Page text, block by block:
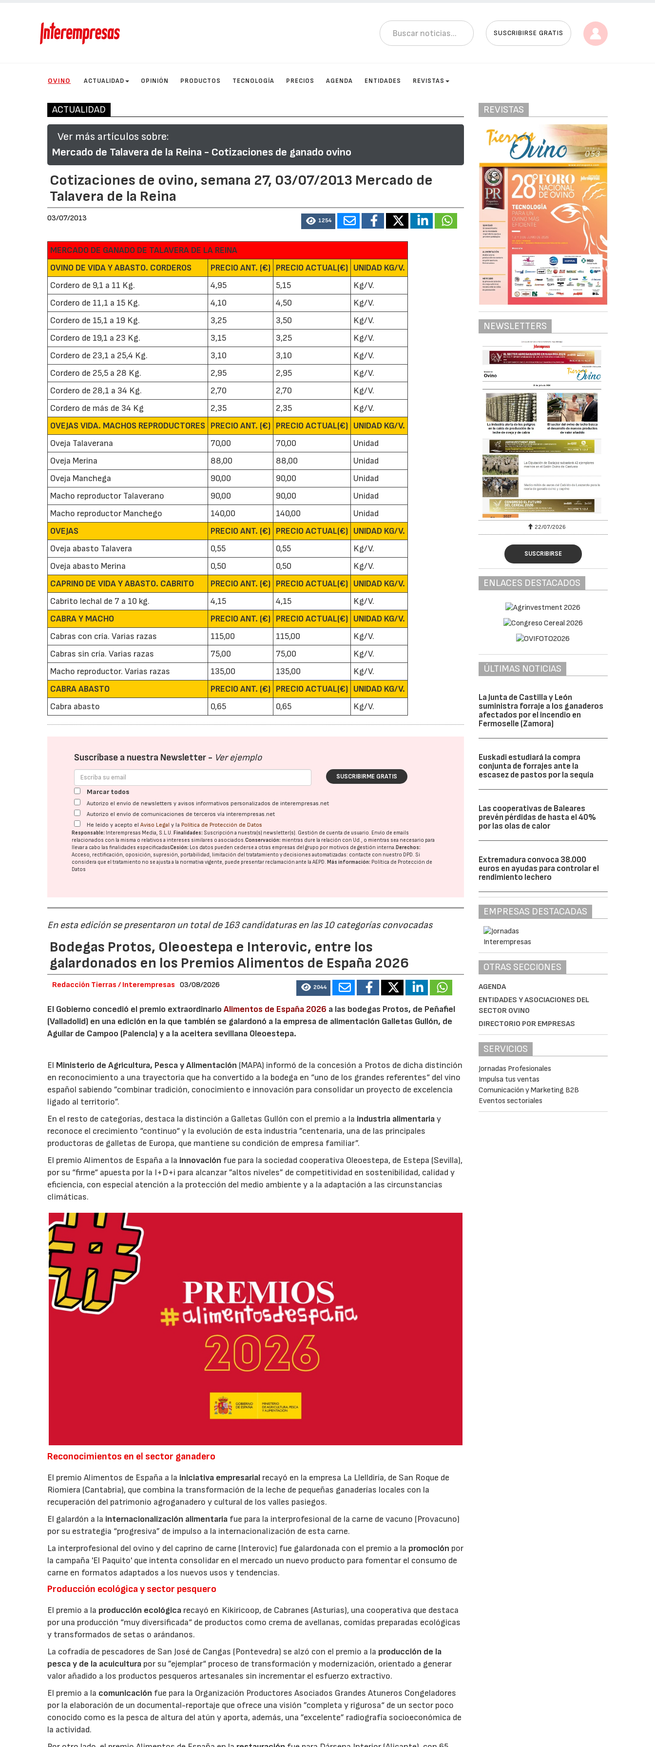
SUSCRIBIRSE GRATIS
OVINO ACTUALIDAD OPINIÓN PRODUCTOS TECNOLOGÍA PRECIOS AGENDA ENTIDADES REVISTAS
ACTUALIDAD
Ver más artículos sobre:
Mercado de Talavera de la Reina - Cotizaciones de ganado ovino
Cotizaciones de ovino, semana 27, 03/07/2013 Mercado de
Talavera de la Reina
03/07/2013 1254
MERCADO DE GANADO DE TALAVERA DE LA REINA
OVINO DE VIDA Y ABASTO. CORDEROS
PRECIO ANT. (€) PRECIO ACTUAL(€) UNIDAD KG/V.
Cordero de 9,1 a 11 Kg.
4,95 5,15
Kg/V.
Cordero de 11,1 a 15 Kg.
4,10 4,50
Kg/V.
Cordero de 15,1 a 19 Kg.
3,25 3,50
Kg/V.
Cordero de 19,1 a 23 Kg.
3,15 3,25
Kg/V.
Cordero de 23,1 a 25,4 Kg.
3,10 3,10
Kg/V.
Cordero de 25,5 a 28 Kg.
2,95 2,95
Kg/V.
Cordero de 28,1 a 34 Kg.
2,70 2,70
Kg/V.
Cordero de más de 34 Kg
2,35 2,35
Kg/V.
OVEJAS VIDA. MACHOS REPRODUCTORES
PRECIO ANT. (€) PRECIO ACTUAL(€) UNIDAD KG/V.
Oveja Talaverana
70,00 70,00
Unidad
Oveja Merina
88,00 88,00
Unidad
Oveja Manchega
90,00 90,00
Unidad
Macho reproductor Talaverano
90,00 90,00
Unidad
Macho reproductor Manchego
140,00 140,00
Unidad
OVEJAS
PRECIO ANT. (€) PRECIO ACTUAL(€) UNIDAD KG/V.
Oveja abasto Talavera
0,55 0,55
Kg/V.
Oveja abasto Merina
0,50 0,50
Kg/V.
CAPRINO DE VIDA Y ABASTO. CABRITO
PRECIO ANT. (€) PRECIO ACTUAL(€) UNIDAD KG/V.
Cabrito lechal de 7 a 10 kg.
4,15 4,15
Kg/V.
CABRA Y MACHO
PRECIO ANT. (€) PRECIO ACTUAL(€) UNIDAD KG/V.
Cabras con cría. Varias razas
115,00 115,00
Kg/V.
Cabras sin cría. Varias razas
75,00 75,00
Kg/V.
Macho reproductor. Varias razas
135,00 135,00
Kg/V.
CABRA ABASTO
PRECIO ANT. (€) PRECIO ACTUAL(€) UNIDAD KG/V.
Cabra abasto
0,65 0,65 Kg/V.
Suscríbase a nuestra Newsletter - Ver ejemplo
SUSCRIBIRME GRATIS
Marcar todos
Autorizo el envío de newsletters y avisos informativos personalizados de interempresas.net
Autorizo el envío de comunicaciones de terceros vía interempresas.net
He leído y acepto elAviso Legal y la Política de Protección de Datos
Responsable: Interempresas Media, S.L.U.Finalidades: Suscripción a nuestra(s) newsletter(s). Gestión de cuenta de usuario. Envío de emails
relacionados con la misma o relativos a intereses similares o asociados.Conservación: mientras dure la relación con Ud., o mientras sea necesario para
llevar a cabo las finalidades especificadasCesión: Los datos pueden cederse a otras empresas del grupo por motivos de gestión interna.Derechos:
Acceso, rectificación, oposición, supresión, portabilidad, limitación del tratatamiento y decisiones automatizadas: contacte con nuestro DPD. Si
considera que el tratamiento no se ajusta a la normativa vigente, puede presentar reclamación ante laAEPD.Más información: Política de Protección de
Datos
En esta edición se presentaron un total de 163 candidaturas en las 10 categorías convocadas
Bodegas Protos, Oleoestepa e Interovic, entre los
galardonados en los Premios Alimentos de España 2026
Redacción Tierras / Interempresas 03/08/2026 2044
El Gobierno concedió el premio extraordinarioAlimentos de España 2026 a las bodegas Protos, de Peñafiel
(Valladolid) en una edición en la que también se galardonó a la empresa de alimentación Galletas Gullón, de
Aguilar de Campoo (Palencia) y a la aceitera sevillana Oleoestepa.
El Ministerio de Agricultura, Pesca y Alimentación (MAPA) informó de la concesión a Protos de dicha distinción
en reconocimiento a una trayectoria que ha convertido a la bodega en “uno de los grandes referentes“ del vino
español sabiendo ”combinar tradición, conocimiento e innovación para consolidar un proyecto de excelencia
ligado al territorio”.
En el resto de categorías, destaca la distinción a Galletas Gullón con el premio a la industria alimentariay
reconoce el crecimiento “continuo“ y la evolución de esta industria ”centenaria, una de las principales
productoras de galletas de Europa, que mantiene su condición de empresa familiar”.
El premio Alimentos de España a la innovación fue para la sociedad cooperativa Oleoestepa, de Estepa (Sevilla),
por su “firme“ apuesta por la I+D+i para alcanzar ”altos niveles” de competitividad en sostenibilidad, calidad y
eficiencia, con especial atención a la protección del medio ambiente y a la adaptación a las circunstancias
climáticas.
Reconocimientos en el sector ganadero
El premio Alimentos de España a la iniciativa empresarial recayó en la empresa La Llelldiría, de San Roque de
Riomiera (Cantabria), que combina la transformación de la leche de pequeñas ganaderías locales con la
recuperación del patrimonio agroganadero y cultural de los valles pasiegos.
El galardón a la internacionalización alimentaria fue para la interprofesional de la carne de vacuno (Provacuno)
por su estrategia “progresiva” de impulso a la internacionalización de esta carne.
La interprofesional del ovino y del caprino de carne (Interovic) fue galardonada con el premio a la promoción por
la campaña 'El Paquito' que intenta consolidar en el mercado un nuevo producto para fomentar el consumo de
carne en formatos adaptados a los nuevos usos y tendencias.
Producción ecológica y sector pesquero
El premio a la producción ecológica recayó en Kikiricoop, de Cabranes (Asturias), una cooperativa que destaca
por una producción “muy diversificada“ de productos como crema de avellanas, comidas preparadas ecológicas
y transformados de setas o arándanos.
La cofradía de pescadores de San José de Cangas (Pontevedra) se alzó con el premio a la producción de la
pesca y de la acuicultura por su ”ejemplar“ proceso de transformación y modernización, orientado a generar
valor añadido a los productos pesqueros artesanales sin incrementar el esfuerzo extractivo.
El premio a la comunicación fue para la Organización Productores Asociados Grandes Atuneros Congeladores
por la elaboración de un documental-reportaje que ofrece una visión ”completa y rigurosa“ de un sector poco
conocido como es la pesca de altura del atún y aporta, además, una ”excelente” radiografía socioeconómica de
la actividad.
REVISTAS
NEWSLETTERS
22/07/2026 22/07/2026
SUSCRIBIRSE
ENLACES DESTACADOS
ÚLTIMAS NOTICIAS
La Junta de Castilla y León
suministra forraje a los ganaderos
afectados por el incendio en
Fermoselle (Zamora)
Euskadi estudiará la compra
conjunta de forrajes ante la
escasez de pastos por la sequía
Las cooperativas de Baleares
prevén pérdidas de hasta el 40%
por las olas de calor
Extremadura convoca 38.000
euros en ayudas para controlar el
rendimiento lechero
EMPRESAS DESTACADAS
OTRAS SECCIONES
AGENDA
ENTIDADES Y ASOCIACIONES DEL
SECTOR OVINO
DIRECTORIO POR EMPRESAS
SERVICIOS
Jornadas Profesionales
Impulsa tus ventas
Comunicación y Marketing B2B
Eventos sectoriales